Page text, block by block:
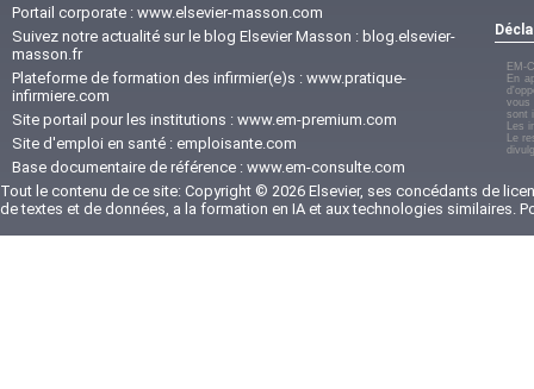
Portail corporate : www.elsevier-masson.com
Suivez notre actualité sur le blog Elsevier Masson : blog.elsevier-
masson.fr
Plateforme de formation des infirmier(e)s : www.pratique-
infirmiere.com
Site portail pour les institutions : www.em-premium.com
Site d'emploi en santé : emploisante.com
Base documentaire de référence : www.em-consulte.com
EM-
En
vous
sont
Les
Le
Tout le contenu de ce site: Copyright © 2026 Elsevier, ses concédants de
de textes et de données, a la formation en IA et aux technologies similaires.